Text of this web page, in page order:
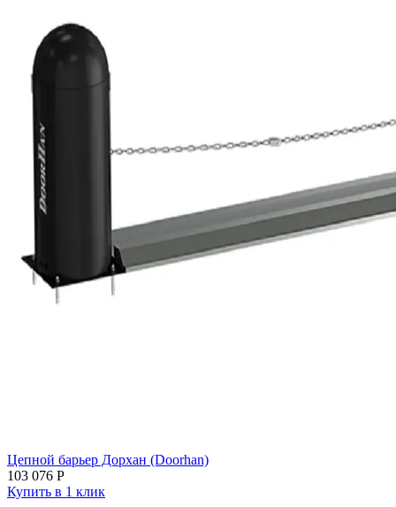
Цепной барьер Дорхан (Doorhan)
103 076 Р
Купить в 1 клик